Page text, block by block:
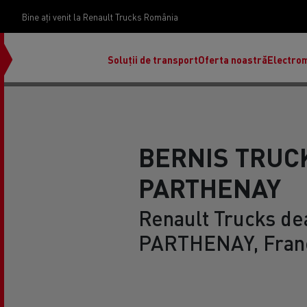
Bine ați venit la Renault Trucks România
Soluții de transportOferta noastră
BERNIS
PARTHENAY
Renault Trucks
PARTHENAY,